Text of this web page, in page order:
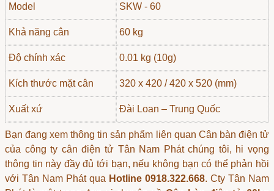
Model SKW - 60
Khả năng cân 60 kg
Độ chính xác 0.01 kg (10g)
Kích thước mặt cân 320 x 420 / 420 x 520 (mm)
Xuất xứ Đài Loan – Trung Quốc
Bạn đang xem thông tin sản phẩm liên quan Cân bàn điện tử
của công ty cân điện tử Tân Nam Phát chúng tôi, hi vọng
thông tin này đầy đủ tới bạn, nếu không bạn có thể phản hồi
với Tân Nam Phát qua Hotline 0918.322.668. Cty Tân Nam